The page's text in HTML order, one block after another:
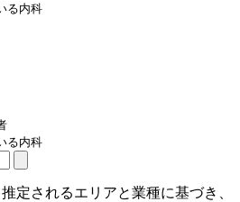
る内科
る内科
定されるエリアと業種に基づき、